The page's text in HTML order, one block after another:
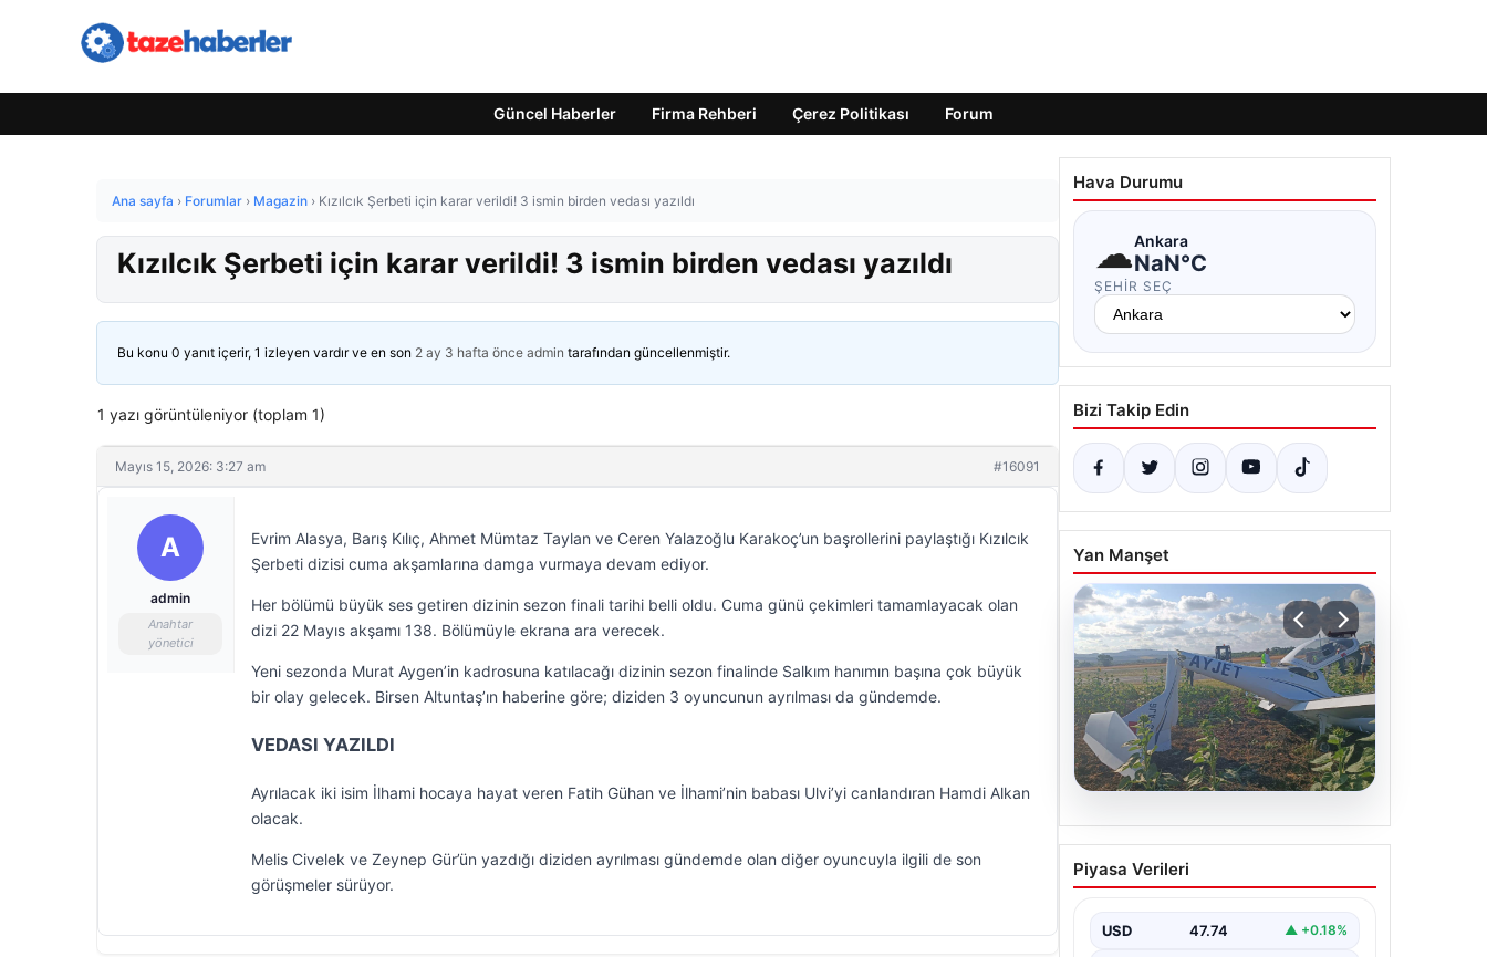
Güncel Haberler Firma Rehberi Çerez Politikası Forum
Ana sayfa › Forumlar › Magazin › Kızılcık Şerbeti için karar verildi! 3 ismin birden vedası yazıldı
Kızılcık Şerbeti için karar verildi! 3 ismin birden vedası yazıldı
Bu konu 0 yanıt içerir, 1 izleyen vardır ve en son 2 ay 3 hafta önce admin tarafından güncellenmiştir.
1 yazı görüntüleniyor (toplam 1)
Mayıs 15, 2026: 3:27 am #16091
A
admin
Anahtar
yönetici
Evrim Alasya, Barış Kılıç, Ahmet Mümtaz Taylan ve Ceren Yalazoğlu Karakoç’un başrollerini paylaştığı Kızılcık
Şerbeti dizisi cuma akşamlarına damga vurmaya devam ediyor.
Her bölümü büyük ses getiren dizinin sezon finali tarihi belli oldu. Cuma günü çekimleri tamamlayacak olan
dizi 22 Mayıs akşamı 138. Bölümüyle ekrana ara verecek.
Yeni sezonda Murat Aygen’in kadrosuna katılacağı dizinin sezon finalinde Salkım hanımın başına çok büyük
bir olay gelecek. Birsen Altuntaş’ın haberine göre; diziden 3 oyuncunun ayrılması da gündemde.
VEDASI YAZILDI
Ayrılacak iki isim İlhami hocaya hayat veren Fatih Gühan ve İlhami’nin babası Ulvi’yi canlandıran Hamdi Alkan
olacak.
Melis Civelek ve Zeynep Gür’ün yazdığı diziden ayrılması gündemde olan diğer oyuncuyla ilgili de son
görüşmeler sürüyor.
Hava Durumu
☁Ankara
NaN°C
ŞEHIR SEÇ
Bizi Takip Edin
Yan Manşet
Eğitim uçağı sert iniş
yaptı. Öğrenci pilot
Piyasa Verileri
USD 47.74 ▲ +0.18%